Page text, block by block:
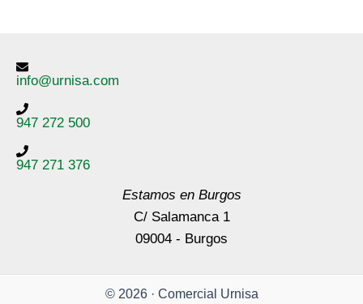
info@urnisa.com
947 272 500
947 271 376
Estamos en Burgos
C/ Salamanca 1
09004 - Burgos
© 2026 · Comercial Urnisa